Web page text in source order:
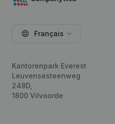
Français
Kantorenpark Everest
Leuvensesteenweg
248D,
1800 Vilvoorde